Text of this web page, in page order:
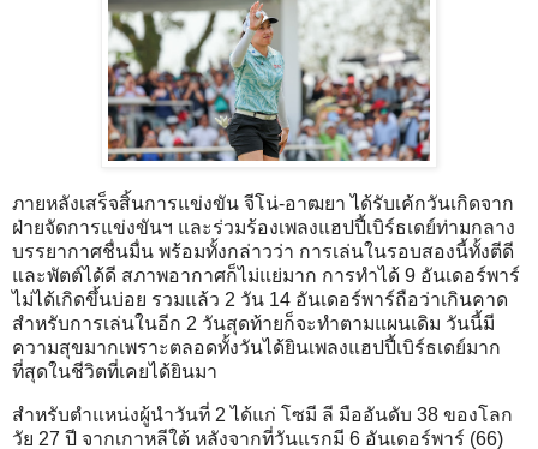
ภายหลังเสร็จสิ้นการแข่งขัน จีโน่-อาฒยา ได้รับเค้กวันเกิดจาก
ฝ่ายจัดการแข่งขันฯ และร่วมร้องเพลงแฮปปี้เบิร์ธเดย์ท่ามกลาง
บรรยากาศชื่นมื่น พร้อมทั้งกล่าวว่า การเล่นในรอบสองนี้ทั้งตีดี
และพัตต์ได้ดี สภาพอากาศก็ไม่แย่มาก การทำได้ 9 อันเดอร์พาร์
ไม่ได้เกิดขึ้นบ่อย รวมแล้ว 2 วัน 14 อันเดอร์พาร์ถือว่าเกินคาด
สำหรับการเล่นในอีก 2 วันสุดท้ายก็จะทำตามแผนเดิม วันนี้มี
ความสุขมากเพราะตลอดทั้งวันได้ยินเพลงแฮปปี้เบิร์ธเดย์มาก
ที่สุดในชีวิตที่เคยได้ยินมา
สำหรับตำแหน่งผู้นำวันที่ 2 ได้แก่ โซมี ลี มืออันดับ 38 ของโลก
วัย 27 ปี จากเกาหลีใต้ หลังจากที่วันแรกมี 6 อันเดอร์พาร์ (66)